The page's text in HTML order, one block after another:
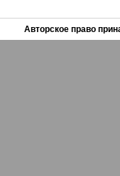
Авторское право